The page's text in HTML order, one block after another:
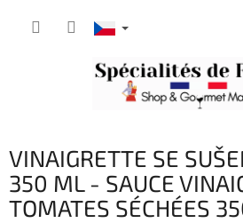
VINAIGRETTE SE
350 ML - SAUCE
TOMATES SÉCHÉES